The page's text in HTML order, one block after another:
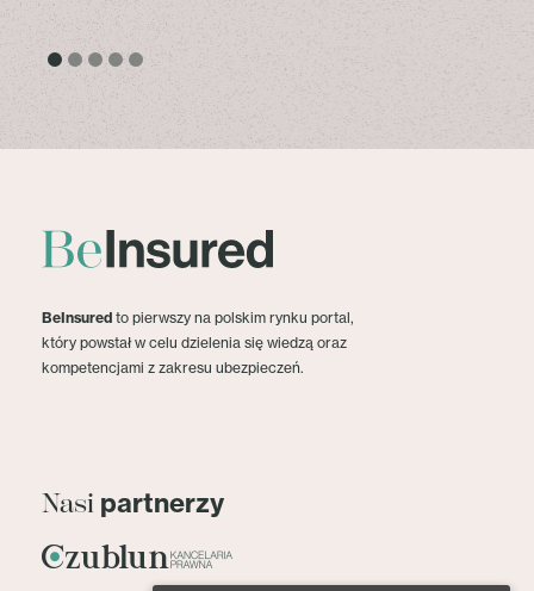
BeInsured to pierwszy na polskim rynku portal,
który powstał w celu dzielenia się wiedzą oraz
kompetencjami z zakresu ubezpieczeń.
Nasi partnerzy